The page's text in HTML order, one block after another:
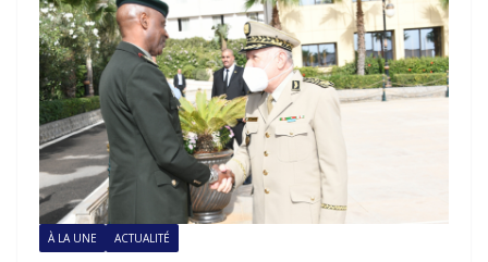
À LA UNE ACTUALITÉ